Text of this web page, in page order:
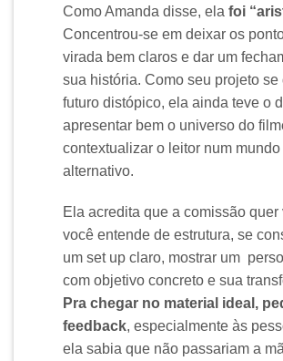
Como Amanda disse, ela foi
Concentrou-se em deixar os
virada bem claros e dar um
sua história. Como seu projeto se
futuro distópico, ela ainda teve o
apresentar bem o universo do
contextualizar o leitor num mundo
alternativo.
Ela acredita que a comissão quer
você entende de estrutura, se
um set up claro, mostrar um
com objetivo concreto e sua
Pra chegar no material ideal,
feedback, especialmente às
ela sabia que não passariam a